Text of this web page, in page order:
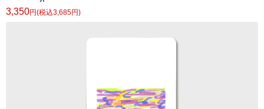
3,350円(税込3,685円)